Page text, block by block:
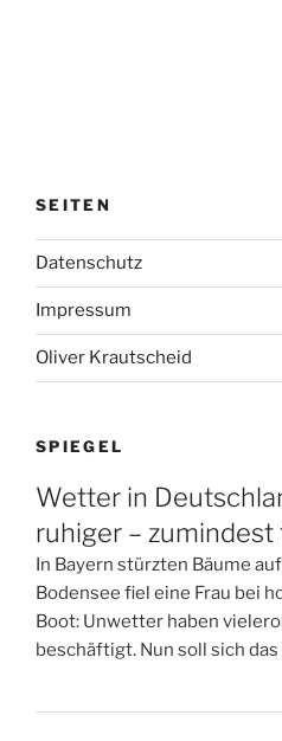
SEITEN
Datenschutz
Impressum
Oliver Krautscheid
SPIEGEL
Wetter in
ruhiger – zumindest
In Bayern stürzten Bäume
Bodensee fiel eine Frau bei
Boot: Unwetter haben
beschäftigt. Nun soll sich